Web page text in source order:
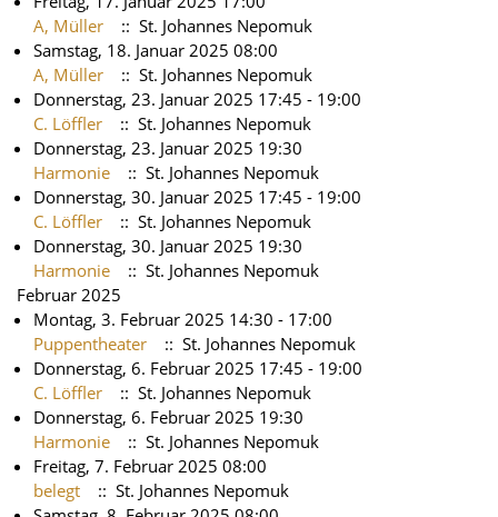
A, Müller
:: St. Johannes Nepomuk
Samstag, 18. Januar 2025 08:00
A, Müller
:: St. Johannes Nepomuk
Donnerstag, 23. Januar 2025 17:45 - 19:00
C. Löffler
:: St. Johannes Nepomuk
Donnerstag, 23. Januar 2025 19:30
Harmonie
:: St. Johannes Nepomuk
Donnerstag, 30. Januar 2025 17:45 - 19:00
C. Löffler
:: St. Johannes Nepomuk
Donnerstag, 30. Januar 2025 19:30
Harmonie
:: St. Johannes Nepomuk
Februar 2025
Montag, 3. Februar 2025 14:30 - 17:00
Puppentheater
:: St. Johannes Nepomuk
Donnerstag, 6. Februar 2025 17:45 - 19:00
C. Löffler
:: St. Johannes Nepomuk
Donnerstag, 6. Februar 2025 19:30
Harmonie
:: St. Johannes Nepomuk
Freitag, 7. Februar 2025 08:00
belegt
:: St. Johannes Nepomuk